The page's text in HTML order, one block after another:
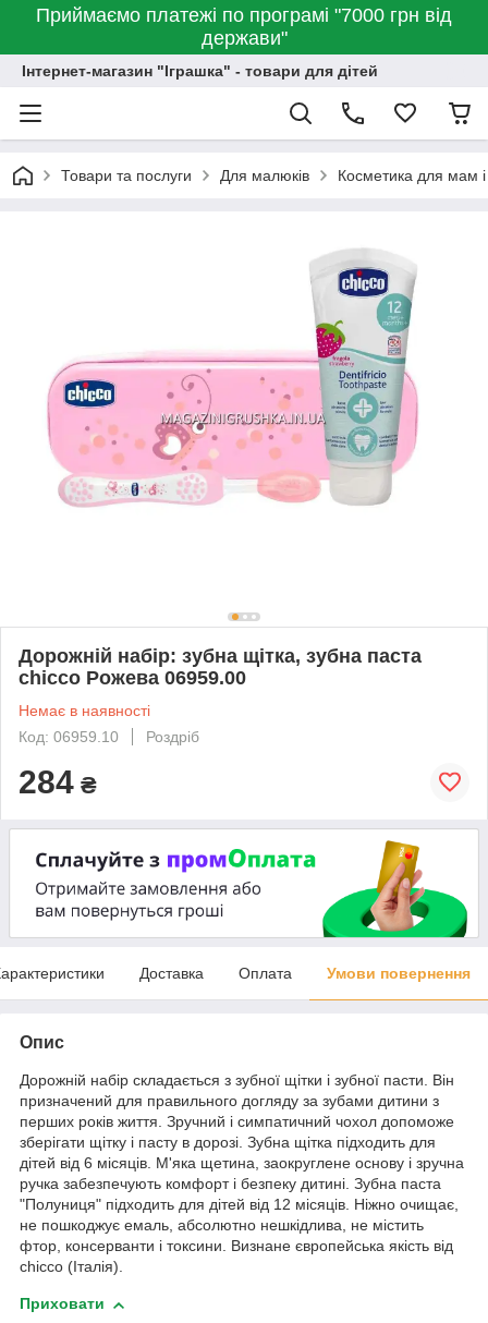
Приймаємо платежі по програмі "7000 грн від
держави"
Інтернет-магазин "Іграшка" - товари для дітей
Товари та послуги Для малюків Косметика для мам
Дорожній набір: зубна щітка, зубна паста
chicco Рожева 06959.00
Немає в наявності
Код: 06959.10
Роздріб
284 ₴
Доставка Оплата Умови повернення
Опис
Дорожній набір складається з зубної щітки і зубної пасти. Він
призначений для правильного догляду за зубами дитини з
перших років життя. Зручний і симпатичний чохол допоможе
зберігати щітку і пасту в дорозі. Зубна щітка підходить для
дітей від 6 місяців. М'яка щетина, заокруглене основу і зручна
ручка забезпечують комфорт і безпеку дитині. Зубна паста
"Полуниця" підходить для дітей від 12 місяців. Ніжно очищає,
не пошкоджує емаль, абсолютно нешкідлива, не містить
фтор, консерванти і токсини. Визнане європейська якість від
chicco (Італія).
Приховати